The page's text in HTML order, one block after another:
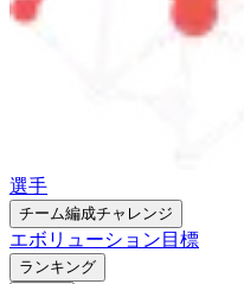
選手
チーム編成チャレンジ
エボリューション 目標
ランキング